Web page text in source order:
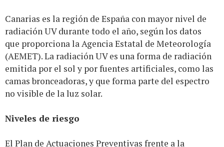
Canarias es la región de España con mayor nivel de
radiación UV durante todo el año, según los datos
que proporciona la Agencia Estatal de Meteorología
(AEMET). La radiación UV es una forma de radiación
emitida por el sol y por fuentes artificiales, como las
camas bronceadoras, y que forma parte del espectro
no visible de la luz solar.
Niveles de riesgo
El Plan de Actuaciones Preventivas frente a la